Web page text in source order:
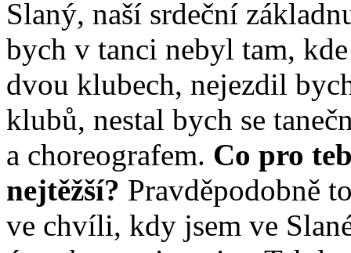
Slaný, naší srdeční
bych v tanci nebyl tam,
dvou klubech, nejezdil
klubů, nestal bych se
a choreografem. Co pro
nejtěžší? Pravděpodobně
ve chvíli, kdy jsem ve